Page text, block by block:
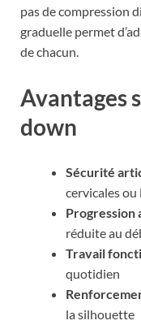
pas de compression
graduelle permet
de chacun.
Avantages
down
Sécurité
cervicales ou
Progression
réduite au
Travail
quotidien
la silhouette